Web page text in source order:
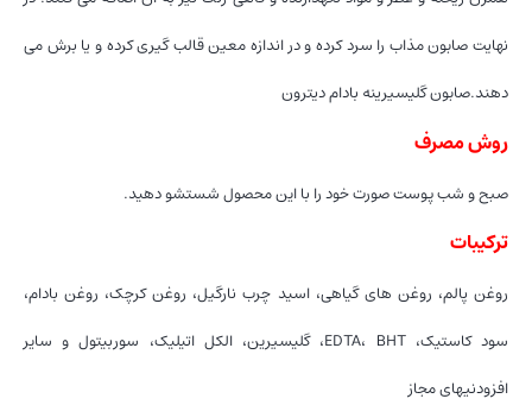
نهایت صابون مذاب را سرد کرده و در اندازه معین قالب گیری کرده و یا برش می
دهند.صابون گلیسیرینه بادام دیترون
روش مصرف
صبح و شب پوست صورت خود را با این محصول شستشو دهید.
ترکیبات
روغن پالم، روغن های گیاهی، اسید چرب نارگیل، روغن کرچک، روغن بادام،
سود کاستیک، EDTA، BHT، گلیسیرین، الکل اتیلیک، سوربیتول و سایر
افزودنیهای مجاز